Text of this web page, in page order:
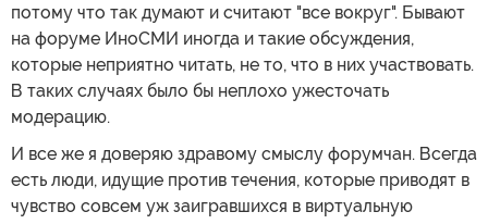
потому что так думают и считают "все вокруг". Бывают
на форуме ИноСМИ иногда и такие обсуждения,
которые неприятно читать, не то, что в них участвовать.
В таких случаях было бы неплохо ужесточать
модерацию.
И все же я доверяю здравому смыслу форумчан. Всегда
есть люди, идущие против течения, которые приводят в
чувство совсем уж заигравшихся в виртуальную